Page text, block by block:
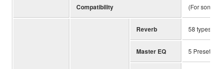
Compatibility (For song
Reverb 58 types
Master EQ 5 Preset +